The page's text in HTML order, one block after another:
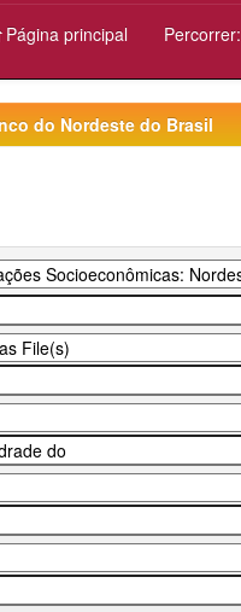
Página principal Percorrer:
do Nordeste do Brasil